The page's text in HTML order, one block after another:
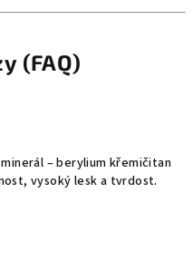
(FAQ)
– berylium křemičitan
vysoký lesk a tvrdost.